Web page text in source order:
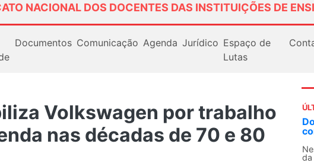
NACIONAL DOS DOCENTES DAS INSTITUIÇÕES DE
Documentos Comunicação Agenda Jurídico Espaço de
Lutas
Volkswagen por trabalho
nas décadas de 70 e 80
Docentes paralisam novamente as
contra as políticas de Milei na Argentina
Nessa segunda-feira (3), sindicatos de
da educação superior e básica da Argentina...